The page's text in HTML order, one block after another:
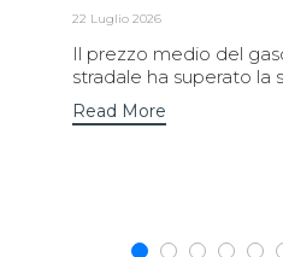
22 Luglio 2026
Il prezzo medio del
stradale ha superato la
Read More